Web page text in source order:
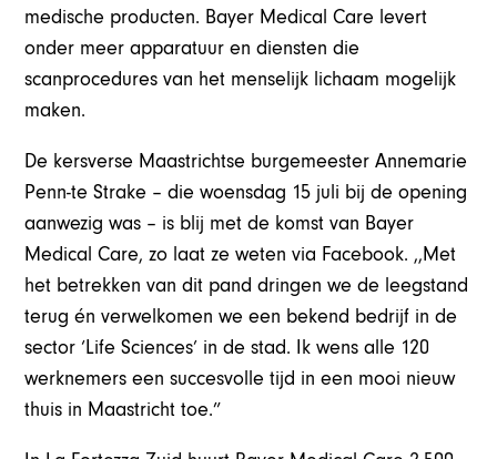
medische producten. Bayer Medical Care levert
onder meer apparatuur en diensten die
scanprocedures van het menselijk lichaam mogelijk
maken.
De kersverse Maastrichtse burgemeester Annemarie
Penn-te Strake – die woensdag 15 juli bij de opening
aanwezig was – is blij met de komst van Bayer
Medical Care, zo laat ze weten via Facebook. ,,Met
het betrekken van dit pand dringen we de leegstand
terug én verwelkomen we een bekend bedrijf in de
sector ‘Life Sciences’ in de stad. Ik wens alle 120
werknemers een succesvolle tijd in een mooi nieuw
thuis in Maastricht toe.”